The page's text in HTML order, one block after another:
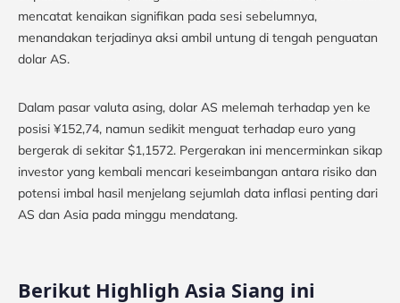
mencatat kenaikan signifikan pada sesi sebelumnya,
menandakan terjadinya aksi ambil untung di tengah penguatan
dolar AS.
Dalam pasar valuta asing, dolar AS melemah terhadap yen ke
posisi ¥152,74, namun sedikit menguat terhadap euro yang
bergerak di sekitar $1,1572. Pergerakan ini mencerminkan sikap
investor yang kembali mencari keseimbangan antara risiko dan
potensi imbal hasil menjelang sejumlah data inflasi penting dari
AS dan Asia pada minggu mendatang.
Berikut Highligh Asia Siang ini